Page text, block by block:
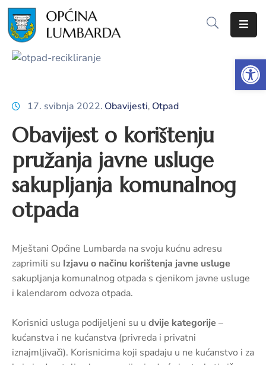
Početna
samouprava
Proračun
Dokumenti
Javna
Javni
pozivi,
natječaji
Adresar
17. svibnja 2022. Obavijesti‚ Otpad
Obavijest o korištenju
pružanja javne usluge
sakupljanja komunalnog
otpada
Mještani Općine Lumbarda na svoju kućnu adresu
zaprimili su Izjavu o načinu korištenja javne usluge
sakupljanja komunalnog otpada s cjenikom javne usluge
i kalendarom odvoza otpada.
Korisnici usluga podijeljeni su u dvije kategorije –
kućanstva i ne kućanstva (privreda i privatni
iznajmljivači). Korisnicima koji spadaju u ne kućanstvo i za